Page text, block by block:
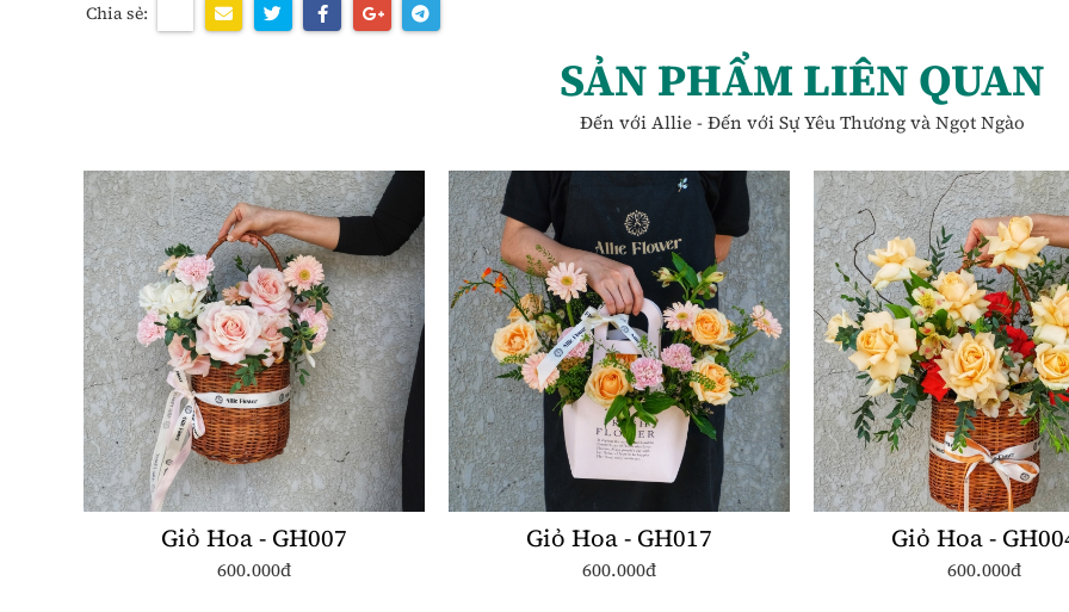
Chia sẻ:
SẢN PHẨM LIÊN QUAN
Đến với Allie - Đến với Sự Yêu Thương và Ngọt Ngào
Giỏ Hoa - GH007
600.000đ
Giỏ Hoa - GH017
600.000đ
Giỏ Hoa -
600.000đ